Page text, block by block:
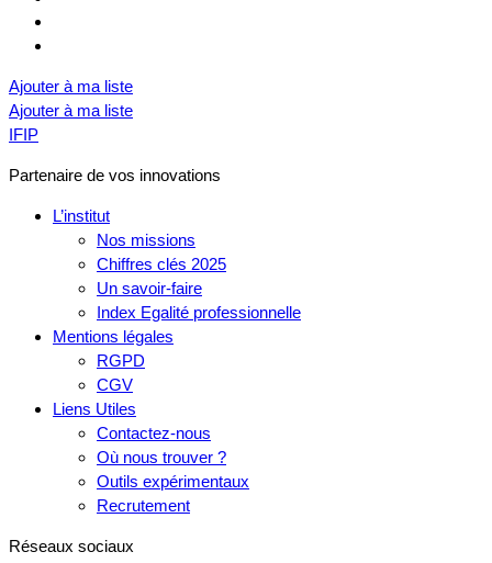
Ajouter à ma liste
Ajouter à ma liste
IFIP
Partenaire de vos innovations
L’institut
Nos missions
Chiffres clés 2025
Un savoir-faire
Index Egalité professionnelle
Mentions légales
RGPD
CGV
Liens Utiles
Contactez-nous
Où nous trouver ?
Outils expérimentaux
Recrutement
Réseaux sociaux